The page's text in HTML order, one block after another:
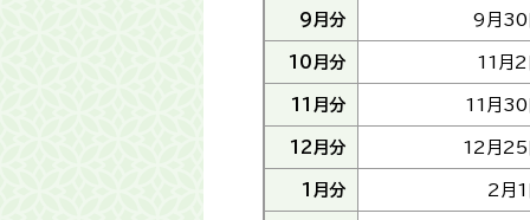
9月分 9月30
10月分 11月2
11月分 11月30
12月分 12月25
1月分 2月1